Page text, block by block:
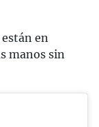
en
manos sin